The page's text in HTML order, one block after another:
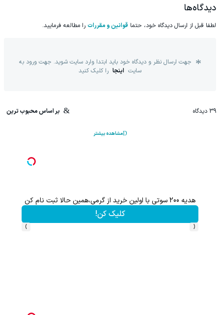
دیدگاه‌ها
لطفا قبل از ارسال دیدگاه خود، حتما قوانین و مقررات را مطالعه فرمایید.
جهت ارسال نظر و دیدگاه خود باید ابتدا وارد سایت شوید. جهت ورود به
سایت اینجا را کلیک کنید
39 دیدگاه بر اساس محبوب ترین
مشاهده بیشتر
هدیه 200 سوتی با اولین خرید از گرمی،همین حالا ثبت نام کن
کلیک کن!
‹
›